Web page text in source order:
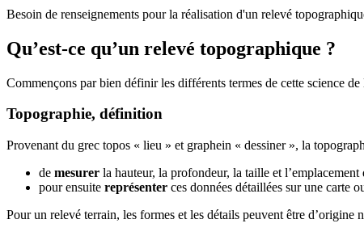
Besoin de renseignements pour la réalisation d'un relevé
Qu’est-ce qu’un relevé topographique ?
Commençons par bien définir les différents termes de cette science
Topographie, définition
Provenant du grec topos « lieu » et graphein « dessiner », la
de mesurer la hauteur, la profondeur, la taille et
pour ensuite représenter ces données détaillées sur une carte
Pour un relevé terrain, les formes et les détails peuvent être